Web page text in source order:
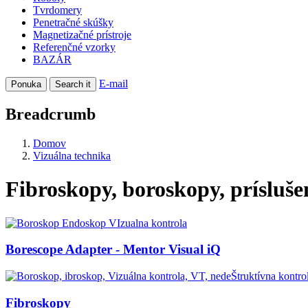
Tvrdomery
Penetračné skúšky
Magnetizačné prístroje
Referenčné vzorky
BAZÁR
Ponuka Search it E-mail
Breadcrumb
Domov
Vizuálna technika
Fibroskopy, boroskopy,
Borescope Adapter - Mentor Visual iQ
Fibroskopy